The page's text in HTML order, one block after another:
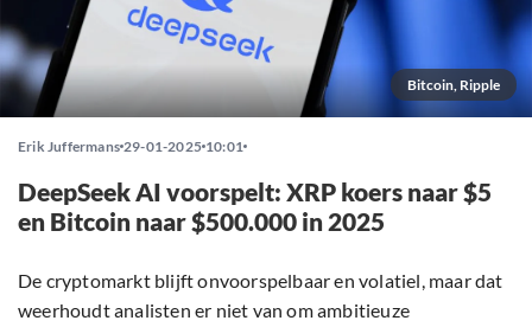
Bitcoin, Ripple
Erik Juffermans 29-01-2025 10:01
DeepSeek AI voorspelt: XRP koers naar $5
en Bitcoin naar $500.000 in 2025
De cryptomarkt blijft onvoorspelbaar en volatiel, maar dat
weerhoudt analisten er niet van om ambitieuze